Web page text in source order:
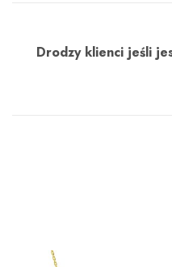
Drodzy klienci jeśli